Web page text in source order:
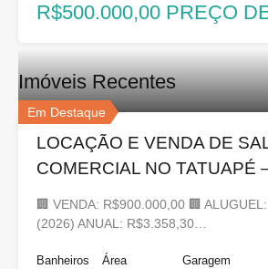
R$500.000,00 PREÇO
Imóveis Recentes
Em Destaque
LOCAÇÃO E VENDA DE
COMERCIAL NO TATUAPÉ
🏢 VENDA: R$900.000,00 🏢
(2026) ANUAL: R$3.358,30…
Banheiros
Área
Garagem